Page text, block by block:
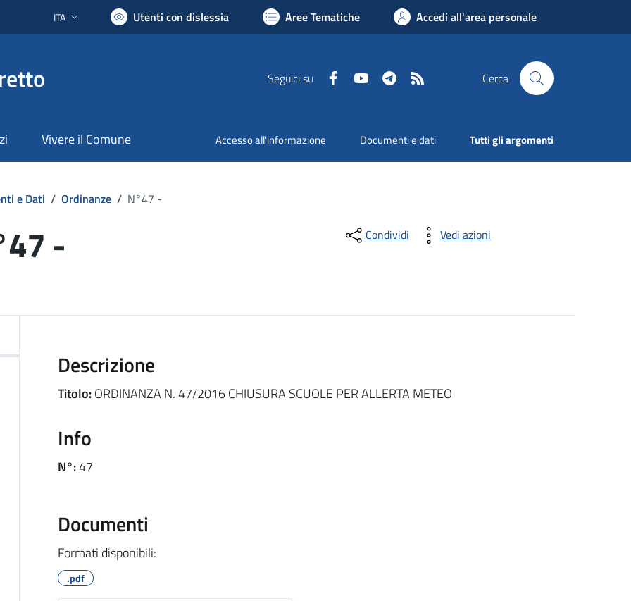
Lingua attiva:
ITA Utenti con dislessia Aree Tematiche Accedi all'area personale
Seguici su FacebookYouTube Telegram Cerca
Vivere il Comune Accesso all'informazione Documenti e dati Tutti gli argomenti
e Dati / Ordinanze / N°47 -
- Condividi Vedi azioni
Descrizione
Titolo:ORDINANZA N. 47/2016 CHIUSURA SCUOLE PER ALLERTA METEO
Info
N°:47
Documenti
Formati disponibili:
.pdf